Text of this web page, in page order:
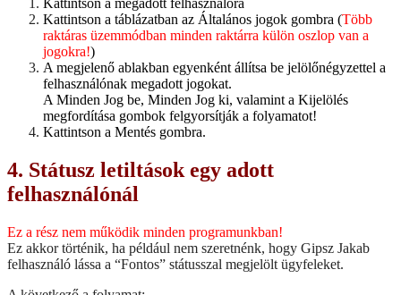
Kattintson a megadott felhasználóra
Kattintson a táblázatban az Általános jogok gombra (Több
raktáras üzemmódban minden raktárra külön oszlop van a
jogokra!)
A megjelenő ablakban egyenként állítsa be jelölőnégyzettel a
felhasználónak megadott jogokat.
A Minden Jog be, Minden Jog ki, valamint a Kijelölés
megfordítása gombok felgyorsítják a folyamatot!
Kattintson a Mentés gombra.
4. Státusz letiltások egy adott
felhasználónál
Ez a rész nem működik minden programunkban!
Ez akkor történik, ha például nem szeretnénk, hogy Gipsz Jakab
felhasználó lássa a “Fontos” státusszal megjelölt ügyfeleket.